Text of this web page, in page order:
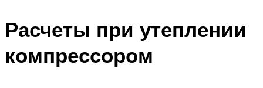
Расчеты при утеплении
компрессором